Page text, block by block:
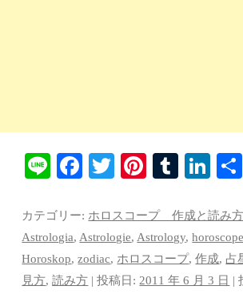
Li
Fa
bo
ok
T
tte
r
Pi
er
es
t
T
m
bl
r
Li
ed
In
カテゴリー: ホロスコープ 作成と読み
Astrologia, Astrologie, Astrology,horoscope
Horoskop,zodiac, ホロスコープ,作成, 占
見方,読み方 | 投稿日: 2011 年 6 月 3 日 |